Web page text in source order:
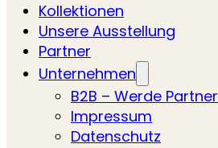
Kollektionen
Unsere Ausstellung
Partner
Unternehmen
B2B – Werde Partner
Impressum
Datenschutz